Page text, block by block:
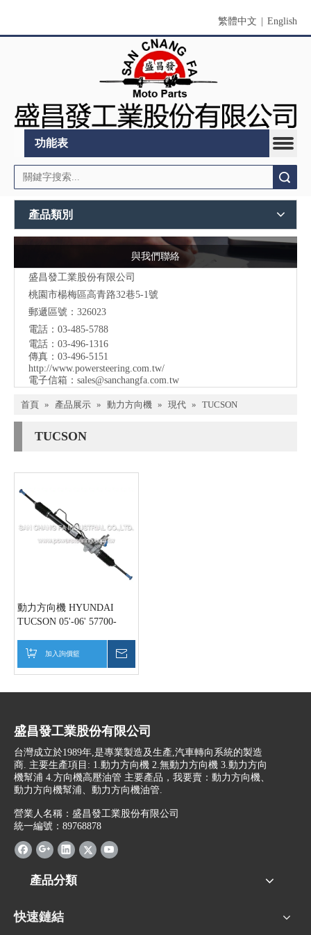
繁體中文 English
功能表
產品類別
與我們聯絡
盛昌發工業股份有限公司
桃園市楊梅區高青路32巷5-1號
郵遞區號：326023
電話：03-485-5788
電話：03-496-1316
傳真：03-496-5151
http://www.powersteering.com.tw/
電子信箱： sales@sanchangfa.com.tw
首頁 » 產品展示 » 動力方向機 » 現代 » TUCSON
TUCSON
動力方向機 HYUNDAI
TUCSON 05'-06' 57700-
加入詢價籃
盛昌發工業股份有限公司
台灣成立於1989年,是專業製造及生產,汽車轉向系統的製造
商. 主要生產項目: 1.動力方向機 2.無動力方向機 3.動力方向
機幫浦 4.方向機高壓油管 主要產品，我要賣：動力方向機、
動力方向機幫浦、動力方向機油管.
營業人名稱：盛昌發工業股份有限公司
統一編號：89768878
產品分類
快速鏈結